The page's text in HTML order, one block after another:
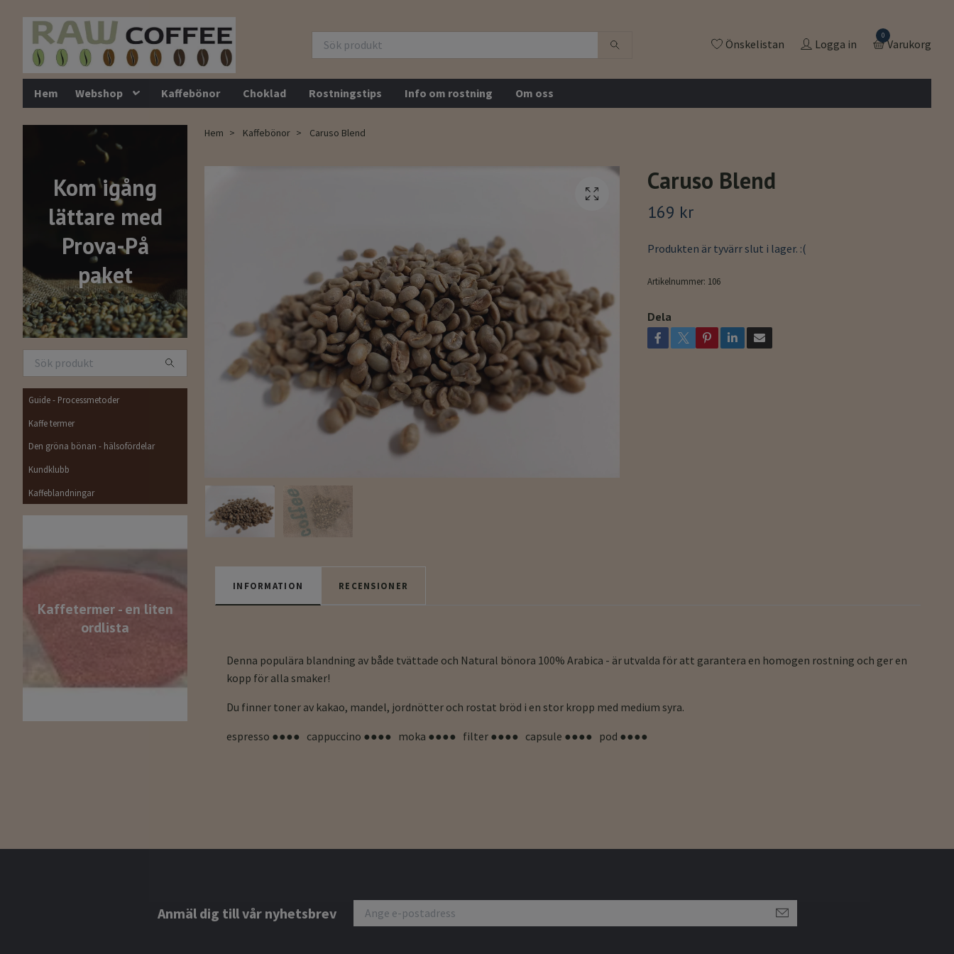
Önskelistan Logga in
0
Varukorg
Hem Webshop Kaffebönor Choklad Rostningstips Info om rostning Om oss
Kom igång
lättare med
Prova-På
paket
Guide - Processmetoder
Kaffe termer
Den gröna bönan - hälsofördelar
Kundklubb
Kaffeblandningar
Kaffetermer - en liten
ordlista
Hem Kaffebönor Caruso Blend
Caruso Blend
169 kr
Produkten är tyvärr slut i lager. :(
Artikelnummer: 106
Dela
INFORMATION RECENSIONER
Denna populära blandning av både tvättade och Natural bönora 100% Arabica - är utvalda för att garantera en homogen rostning och ger en
kopp för alla smaker!
Du finner toner av kakao, mandel, jordnötter och rostat bröd i en stor kropp med medium syra.
espresso ●●●● cappuccino ●●●● moka ●●●● filter ●●●● capsule ●●●● pod ●●●●
Anmäl dig till vår nyhetsbrev